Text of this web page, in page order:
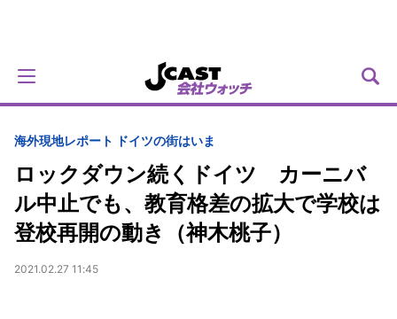
海外現地レポート ドイツの街はいま
ロックダウン続くドイツ カーニバ
ル中止でも、教育格差の拡大で学校は
登校再開の動き（神木桃子）
2021.02.27 11:45